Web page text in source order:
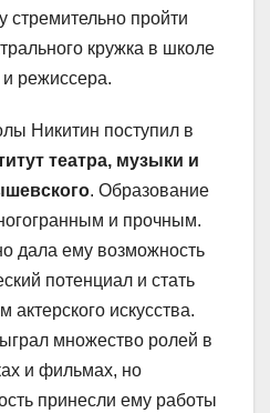
стремительно пройти
кружка в школе
и режиссера.
Никитин поступил в
театра, музыки и
. Образование
и прочным.
дала ему возможность
потенциал и стать
искусства.
множество ролей в
и фильмах, но
принесли ему работы